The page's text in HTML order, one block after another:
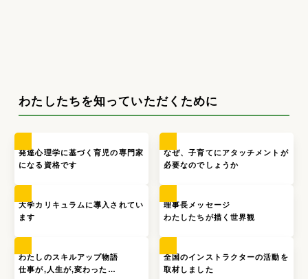
わたしたちを知っていただくために
発達心理学に基づく育児の専門家
になる資格です
なぜ、子育てにアタッチメントが
必要なのでしょうか
大学カリキュラムに導入されてい
ます
理事長メッセージ
わたしたちが描く世界観
わたしのスキルアップ物語
仕事が,人生が,変わった…
全国のインストラクターの活動を
取材しました